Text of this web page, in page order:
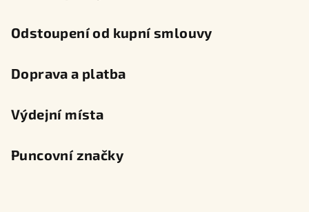
Odstoupení od kupní smlouvy
Doprava a platba
Výdejní místa
Puncovní značky